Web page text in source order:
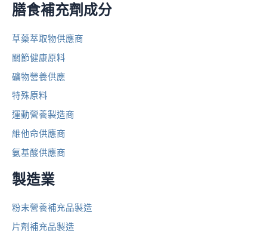
膳食補充劑成分
草藥萃取物供應商
關節健康原料
礦物營養供應
特殊原料
運動營養製造商
維他命供應商
氨基酸供應商
製造業
粉末營養補充品製造
片劑補充品製造